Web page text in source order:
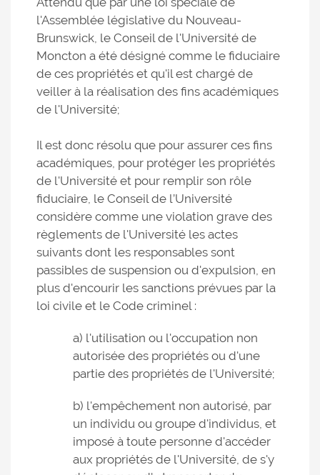
l'Assemblée législative du Nouveau-
Brunswick, le Conseil de l'Université de
Moncton a été désigné comme le fiduciaire
de ces propriétés et qu'il est chargé de
veiller à la réalisation des fins académiques
de l'Université;
Il est donc résolu que pour assurer ces fins
académiques, pour protéger les propriétés
de l'Université et pour remplir son rôle
fiduciaire, le Conseil de l’Université
considère comme une violation grave des
règlements de l'Université les actes
suivants dont les responsables sont
passibles de suspension ou d'expulsion, en
plus d'encourir les sanctions prévues par la
loi civile et le Code criminel :
a) l'utilisation ou l'occupation non
autorisée des propriétés ou d'une
partie des propriétés de l'Université;
b) l'empêchement non autorisé, par
un individu ou groupe d'individus, et
imposé à toute personne d'accéder
aux propriétés de l'Université, de s'y